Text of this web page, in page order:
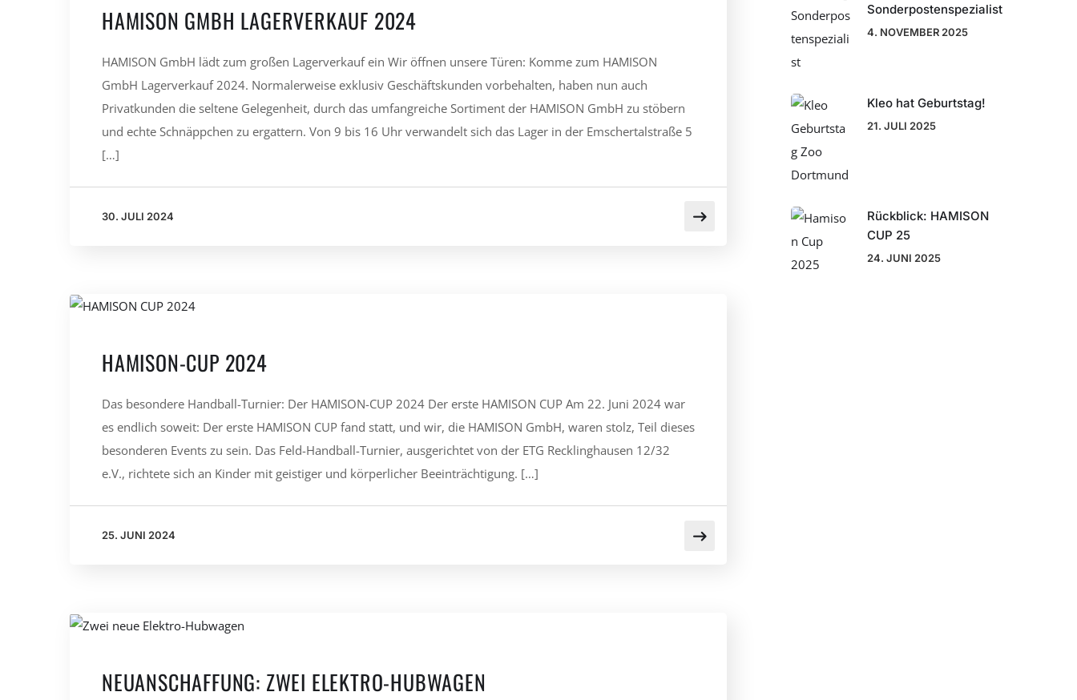
HAMISON GMBH LAGERVERKAUF 2024
HAMISON GmbH lädt zum großen Lagerverkauf ein Wir öffnen unsere Türen: Komme zum HAMISON
GmbH Lagerverkauf 2024. Normalerweise exklusiv Geschäftskunden vorbehalten, haben nun auch
Privatkunden die seltene Gelegenheit, durch das umfangreiche Sortiment der HAMISON GmbH zu stöbern
und echte Schnäppchen zu ergattern. Von 9 bis 16 Uhr verwandelt sich das Lager in der Emschertalstraße 5
[…]
30. JULI 2024
HAMISON-CUP 2024
Das besondere Handball-Turnier: Der HAMISON-CUP 2024 Der erste HAMISON CUP Am 22. Juni 2024 war
es endlich soweit: Der erste HAMISON CUP fand statt, und wir, die HAMISON GmbH, waren stolz, Teil dieses
besonderen Events zu sein. Das Feld-Handball-Turnier, ausgerichtet von der ETG Recklinghausen 12/32
e.V., richtete sich an Kinder mit geistiger und körperlicher Beeinträchtigung. […]
25. JUNI 2024
NEUANSCHAFFUNG: ZWEI ELEKTRO-HUBWAGEN
Sonderpostenspezialist
4. NOVEMBER 2025
Kleo hat Geburtstag!
21. JULI 2025
Rückblick: HAMISON
CUP 25
24. JUNI 2025